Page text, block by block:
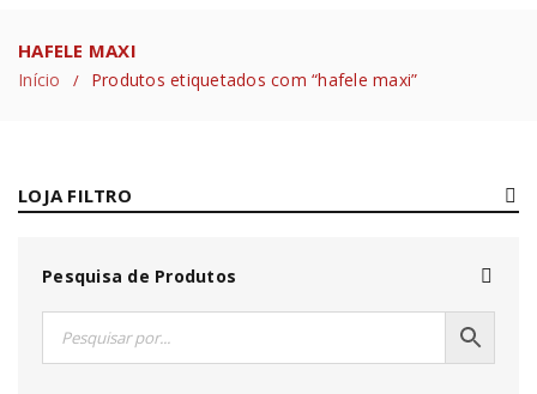
HAFELE MAXI
Início / Produtos etiquetados com “hafele maxi”
LOJA FILTRO
Pesquisa de Produtos